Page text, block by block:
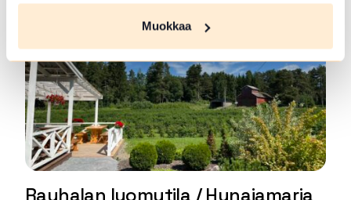
Muokkaa
Rauhalan luomutila / Hunajamarja